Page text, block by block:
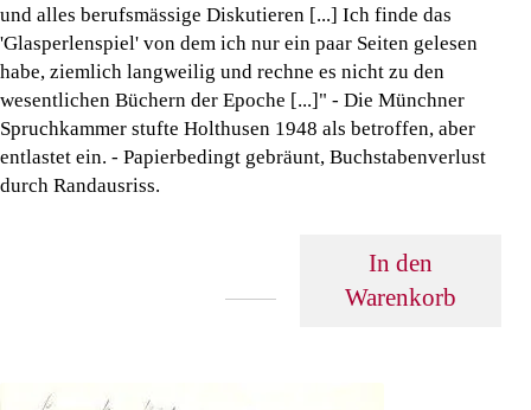
und alles berufsmässige Diskutieren [...] Ich finde das
'Glasperlenspiel' von dem ich nur ein paar Seiten gelesen
habe, ziemlich langweilig und rechne es nicht zu den
wesentlichen Büchern der Epoche [...]" - Die Münchner
Spruchkammer stufte Holthusen 1948 als betroffen, aber
entlastet ein. - Papierbedingt gebräunt, Buchstabenverlust
durch Randausriss.
In den
Warenkorb